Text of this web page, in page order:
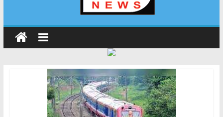
राष्ट्रीय हथकरघा दिवस पर मुख्यमंत्री धामी ने उत्कृष्ट बुनकरों और हस्तशिल्प
कारीगरों को किया सम्मानित
​धामी कैबिनेट का बड़ा फैसला: पशुपालकों को 60% तक सब्सिडी, गंगा एक्सप्रेसवे का
हरिद्वार तक होगा विस्तार